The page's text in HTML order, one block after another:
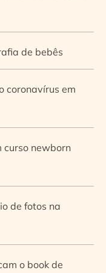
de bebês
coronavírus em
curso newborn
de fotos na
o book de